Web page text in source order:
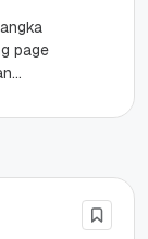
page